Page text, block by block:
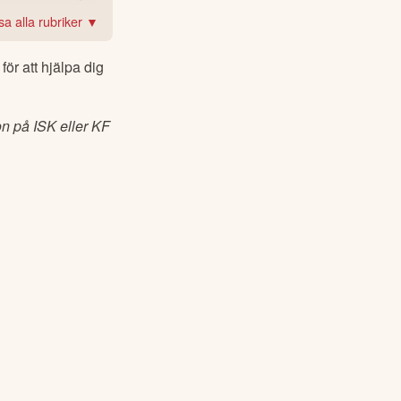
alla rubriker ▼
att hjälpa dig
på ISK eller KF